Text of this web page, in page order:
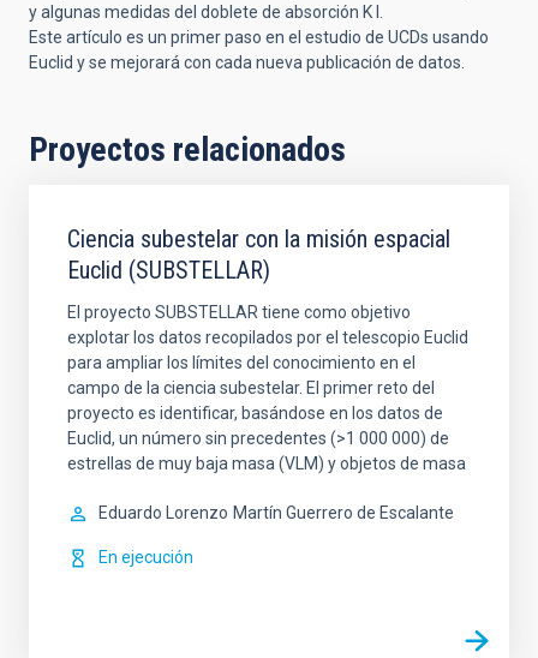
y algunas medidas del doblete de absorción K I.
Este artículo es un primer paso en el estudio de UCDs usando
Euclid y se mejorará con cada nueva publicación de datos.
Proyectos relacionados
Ciencia subestelar con la misión espacial
Euclid (SUBSTELLAR)
El proyecto SUBSTELLAR tiene como objetivo
explotar los datos recopilados por el telescopio Euclid
para ampliar los límites del conocimiento en el
campo de la ciencia subestelar. El primer reto del
proyecto es identificar, basándose en los datos de
Euclid, un número sin precedentes (>1 000 000) de
estrellas de muy baja masa (VLM) y objetos de masa
Eduardo Lorenzo Martín Guerrero de Escalante
En ejecución